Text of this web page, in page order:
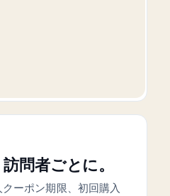
問者ごとに。
ーポン期限、初回購入